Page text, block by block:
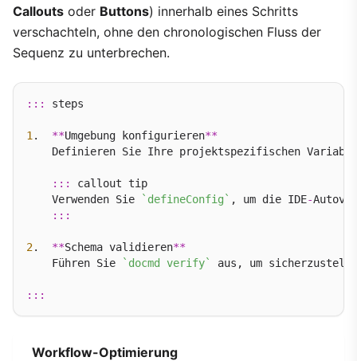
Callouts oder Buttons) innerhalb eines Schritts
verschachteln, ohne den chronologischen Fluss der
Sequenz zu unterbrechen.
::: steps
1 . **Umgebung konfigurieren**
Definieren Sie Ihre projektspezifischen
:::
callout tip
    Verwenden Sie
`defineConfig` , um die IDE-
:::
2. **Schema validieren**
    Führen Sie
`docmd verify` aus, um
:::
Workflow-Optimierung